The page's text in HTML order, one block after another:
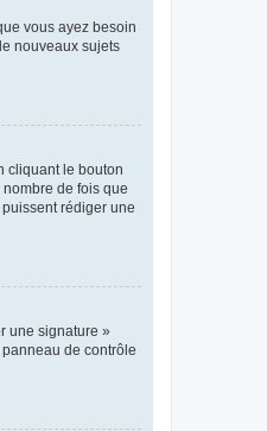
vous ayez besoin
nouveaux sujets
cliquant le bouton
de fois que
puissent rédiger une
une signature »
de contrôle